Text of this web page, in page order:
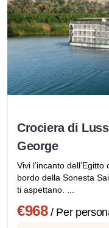
Crociera di
George
Vivi l’incanto
bordo della Sonesta
ti aspettano. ...
€968/ Per